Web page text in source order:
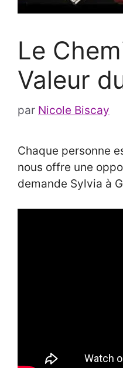
Le
Valeur
par Nicole Biscay
Chaque personne
nous offre une
demande Sylvia à